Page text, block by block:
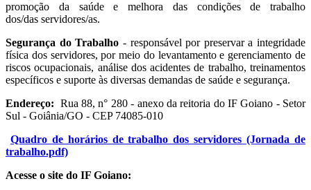
promoção da saúde e melhora das condições de trabalho
dos/das servidores/as.
Segurança do Trabalho - responsável por preservar a integridade
física dos servidores, por meio do levantamento e gerenciamento de
riscos ocupacionais, análise dos acidentes de trabalho, treinamentos
específicos e suporte às diversas demandas de saúde e segurança.
Endereço: Rua 88, n° 280 - anexo da reitoria do IF Goiano - Setor
Sul - Goiânia/GO - CEP 74085-010
Quadro de horários de trabalho dos servidores (Jornada de
trabalho.pdf)
Acesse o site do IF Goiano: